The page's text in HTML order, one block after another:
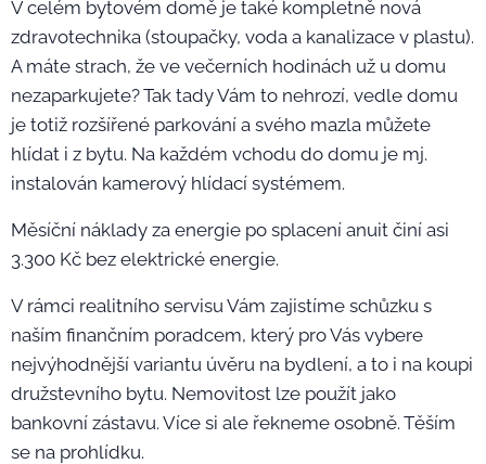
V celém bytovém domě je také kompletně nová
zdravotechnika (stoupačky, voda a kanalizace v plastu).
A máte strach, že ve večerních hodinách už u domu
nezaparkujete? Tak tady Vám to nehrozí, vedle domu
je totiž rozšířené parkování a svého mazla můžete
hlídat i z bytu. Na každém vchodu do domu je mj.
instalován kamerový hlídací systémem.
Měsíční náklady za energie po splacení anuit činí asi
3.300 Kč bez elektrické energie.
V rámci realitního servisu Vám zajistíme schůzku s
naším finančním poradcem, který pro Vás vybere
nejvýhodnější variantu úvěru na bydlení, a to i na koupi
družstevního bytu. Nemovitost lze použít jako
bankovní zástavu. Více si ale řekneme osobně. Těším
se na prohlídku.